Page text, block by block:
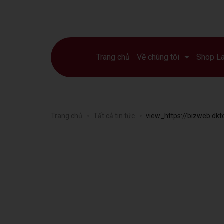
Trang chủ Về chúng tôi Shop
Trang chủ Tất cả tin tức view_https://